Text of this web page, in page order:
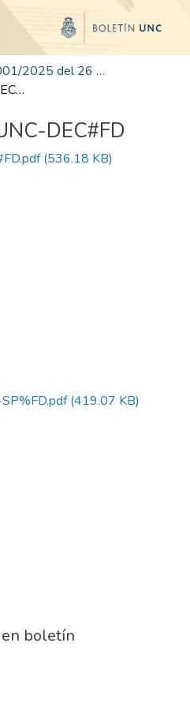
Edición 001/2025 del 26 de mayo de 2025
RD-2025-216-UNC-DEC#FD
DEC#FD
(536.18 KB)
(419.07 KB)
boletín